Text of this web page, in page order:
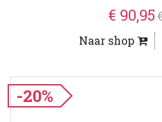
€ 90,95
Naar shop
-20%